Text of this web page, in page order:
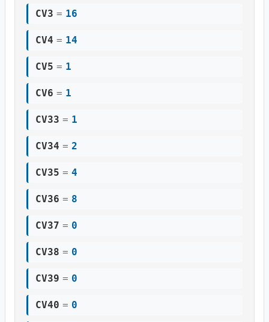
CV3 = 16
CV4 = 14
CV5 = 1
CV6 = 1
CV33 = 1
CV34 = 2
CV35 = 4
CV36 = 8
CV37 = 0
CV38 = 0
CV39 = 0
CV40 = 0